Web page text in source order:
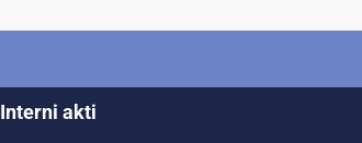
Interni akti